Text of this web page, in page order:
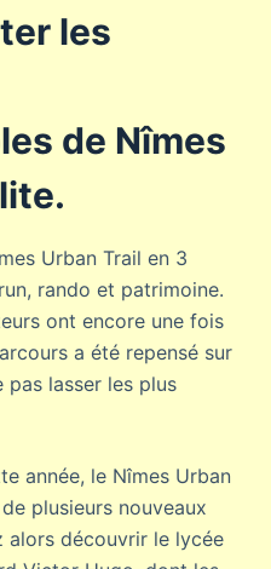
les
de Nîmes
Urban Trail en 3
rando et patrimoine.
ont encore une fois
a été repensé sur
lasser les plus
année, le Nîmes Urban
plusieurs nouveaux
alors découvrir le lycée